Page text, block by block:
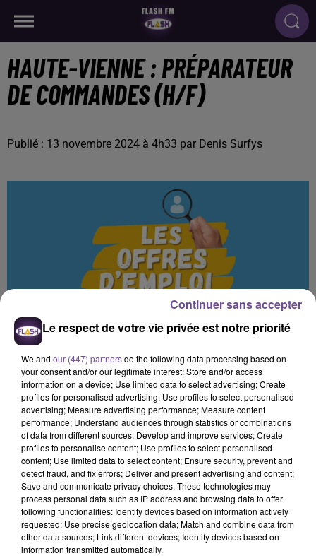
HAUTE-VIENNE : PRÉPARATEUR
DE COMMANDES (H/F)
Publié : 13 novembre 2024 à 4h33 par Denis Surfys
Une entreprise de Rochechouart
recherche un préparateur de
commandes (H/F).
Une entreprise de Rochechouart recherche un préparateur de
commandes (H/F). Au sein de la société, vous serez
responsable de la gestion efficace des commandes clients
Le respect de votre vie privée est notre priorité
We and our (447) partnersdo the following data processing based on
your consent and/or our legitimate interest: Store and/or access
information on a device; Use limited data to select advertising; Create
profiles for personalised advertising; Use profiles to select personalised
advertising; Measure advertising performance; Measure content
performance; Understand audiences through statistics or combinations
of data from different sources; Develop and improve services; Create
profiles to personalise content; Use profiles to select personalised
content; Use limited data to select content; Ensure security, prevent and
detect fraud, and fix errors; Deliver and present advertising and content;
Save and communicate privacy choices. These technologies may
process personal data such as IP address and browsing data to offer
following functionalities: Identify devices based on information actively
requested; Use precise geolocation data; Match and combine data from
other data sources; Link different devices; Identify devices based on
information transmitted automatically.
Continuer sans accepter